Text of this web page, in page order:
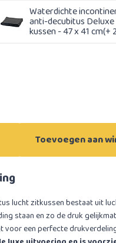
Waterdichte
anti-decubitus Deluxe
kussen - 47 x 41 cm(+
Toevoegen aan
lucht zitkussen bestaat uit
staan en zo de druk
voor een perfecte